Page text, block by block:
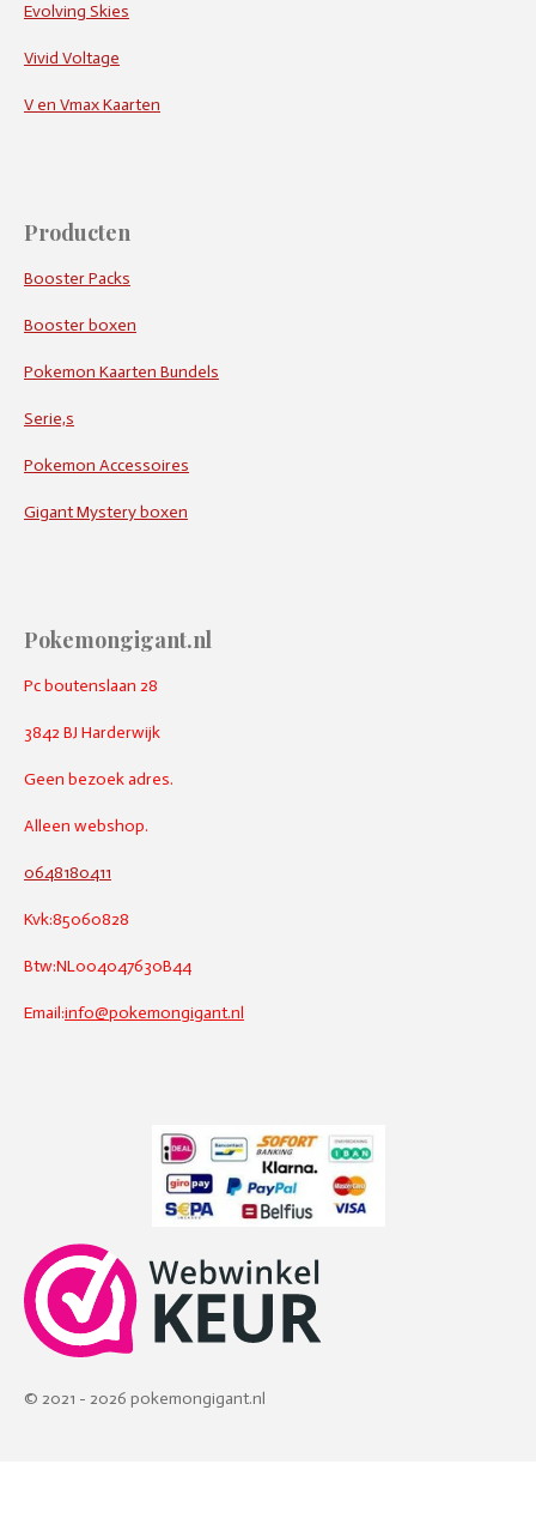
Evolving Skies
Vivid Voltage
V en Vmax Kaarten
Producten
Booster Packs
Booster boxen
Pokemon Kaarten Bundels
Serie,s
Pokemon Accessoires
Gigant Mystery boxen
Pokemongigant.nl
Pc boutenslaan 28
3842 BJ Harderwijk
Geen bezoek adres.
Alleen webshop.
0648180411
Kvk:85060828
Btw:NL004047630B44
Email:info@pokemongigant.nl
© 2021 - 2026 pokemongigant.nl